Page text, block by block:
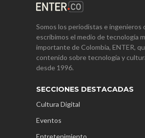
Somos los periodistas e ingenieros
escribimos el medio de tecnología
importante de Colombia, ENTER,
contenido sobre tecnología y
desde 1996.
SECCIONES DESTACADAS
Cultura Digital
Eventos
Entretenimiento